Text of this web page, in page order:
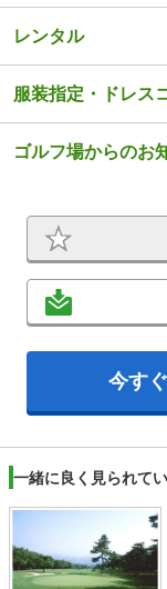
レンタル
服装指定・ドレス
ゴルフ場からのお
今す
一緒に良く見られて